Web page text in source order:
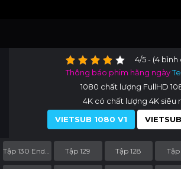
4/5 - (4 bình
Thông báo phim hằng ngày
1080 chất lượng FullHD
4K có chất lượng 4K siêu
VIETSUB 1080 V1
Tập 129 Tập 128 Tập